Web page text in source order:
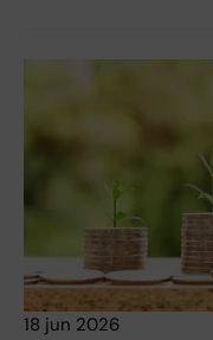
18 jun 2026